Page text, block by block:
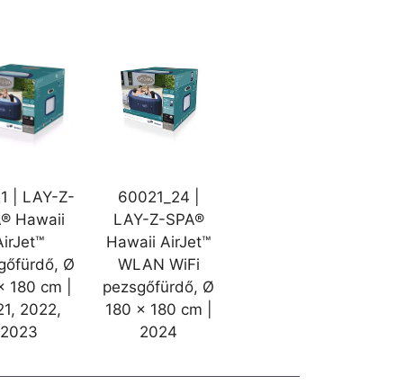
| LAY-Z-
Hawaii
Ø
180 cm |
2022,
2023
60021_24 |
LAY-Z-SPA®
Hawaii AirJet™
WLAN WiFi
pezsgőfürdő, Ø
180 x 180 cm |
2024